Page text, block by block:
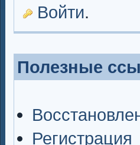
Войти.
Полезные
Регистрация